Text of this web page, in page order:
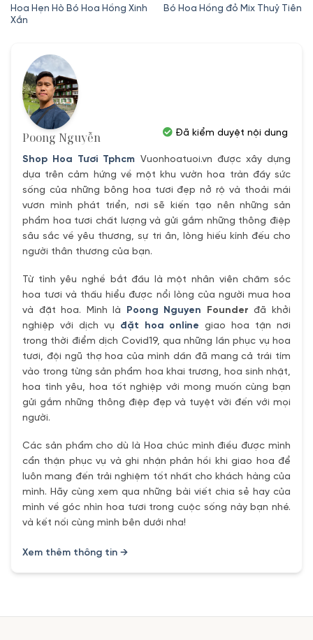
Hoa Hẹn Hò Bó Hoa Hồng Xinh
Xắn
gốc
hiện
Bó Hoa Hồng đỏ Mix Thuỷ Tiên
gốc
hiện
Poong Nguyễn
Shop Hoa Tươi Tphcm Vuonhoatuoi.vn được xây dựng
dựa trên cảm hứng về một khu vườn hoa tràn đầy sức
sống của những bông hoa tươi đẹp nở rộ và thoải mái
vươn mình phát triển, nơi sẽ kiến tạo nên những sản
phẩm hoa tươi chất lượng và gửi gắm những thông điệp
sâu sắc về yêu thương, sự tri ân, lòng hiếu kính đếu cho
người thân thương của bạn.
Từ tình yêu nghề bắt đầu là một nhân viên chăm sóc
hoa tươi và thấu hiểu được nổi lòng của người mua hoa
và đặt hoa. Mình là
Poong Nguyen Founder đã khởi
nghiệp với dịch vụ đặt hoa online giao hoa tận nơi
trong thời điểm dịch Covid19, qua những lần phục vụ hoa
tươi, đội ngũ thợ hoa của mình dần đã mang cả trái tím
vào trong từng sản phẩm hoa khai trương, hoa sinh nhật,
hoa tình yêu, hoa tốt nghiệp với mong muốn cùng bạn
gửi gắm những thông điệp đẹp và tuyệt vời đến với mọi
người.
Các sản phẩm cho dù là Hoa chúc mình điều được mình
cẩn thận phục vụ và ghi nhận phản hồi khi giao hoa để
luôn mang đến trải nghiệm tốt nhất cho khách hàng của
mình. Hãy cùng xem qua những bài viết chia sẻ hay của
mình về góc nhìn hoa tươi trong cuộc sống này bạn nhé.
và kết nối cùng mình bên dưới nha!
Xem thêm thông tin →
Đã kiểm duyệt nội dung